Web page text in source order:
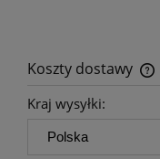
Koszty dostawy
Cena nie zawiera
Kraj wysyłki: